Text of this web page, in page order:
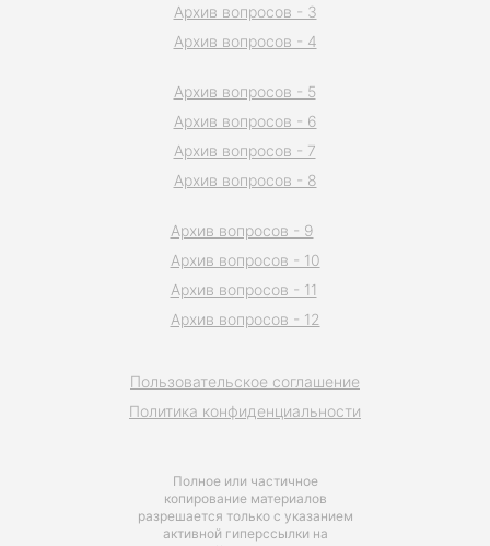
Полное или частичное
копирование материалов
разрешается только с указанием
активной гиперссылки на
Пользовательское соглашение
Политика конфиденциальности
Архив вопросов - 3
Архив вопросов - 4
Архив вопросов - 5
Архив вопросов - 6
Архив вопросов - 7
Архив вопросов - 8
Архив вопросов - 9
Архив вопросов - 10
Архив вопросов - 11
Архив вопросов - 12